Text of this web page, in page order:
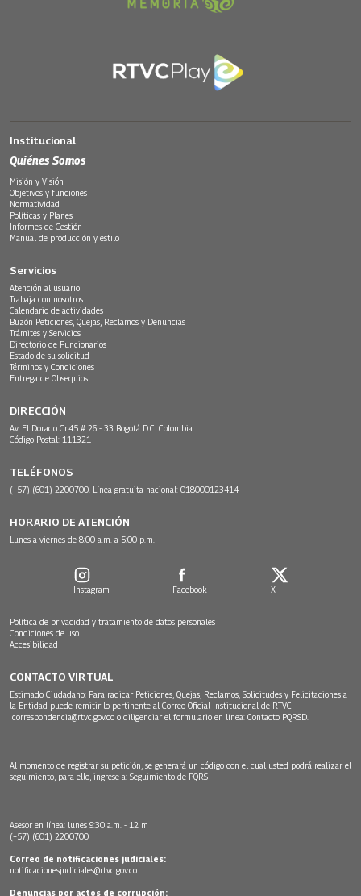
Institucional
Quiénes Somos
Misión y Visión
Objetivos y funciones
Normatividad
Políticas y Planes
Informes de Gestión
Manual de producción y estilo
Servicios
Atención al usuario
Trabaja con nosotros
Calendario de actividades
Buzón Peticiones, Quejas, Reclamos y Denuncias
Trámites y Servicios
Directorio de Funcionarios
Estado de su solicitud
Términos y Condiciones
Entrega de Obsequios
DIRECCIÓN
Av. El Dorado Cr.45 # 26 - 33 Bogotá D.C. Colombia.
Código Postal: 111321
TELÉFONOS
(+57) (601) 2200700. Línea gratuita nacional: 018000123414
HORARIO DE ATENCIÓN
Lunes a viernes de 8:00 a.m. a 5:00 p.m.
Instagram Facebook X
Política de privacidad y tratamiento de datos personales
Condiciones de uso
Accesibilidad
CONTACTO VIRTUAL
Estimado Ciudadano: Para radicar Peticiones, Quejas, Reclamos, Solicitudes y Felicitaciones a
la Entidad puede remitir lo pertinente al Correo Oficial Institucional de RTVC
correspondencia@rtvc.gov.co o diligenciar el formulario en línea: Contacto PQRSD.
Al momento de registrar su petición, se generará un código con el cual usted podrá realizar el
seguimiento, para ello, ingrese a: Seguimiento de PQRS
Asesor en línea: lunes 9:30 a.m. - 12 m
(+57) (601) 2200700
Correo de notificaciones judiciales:
notificacionesjudiciales@rtvc.gov.co
Denuncias por actos de corrupción: